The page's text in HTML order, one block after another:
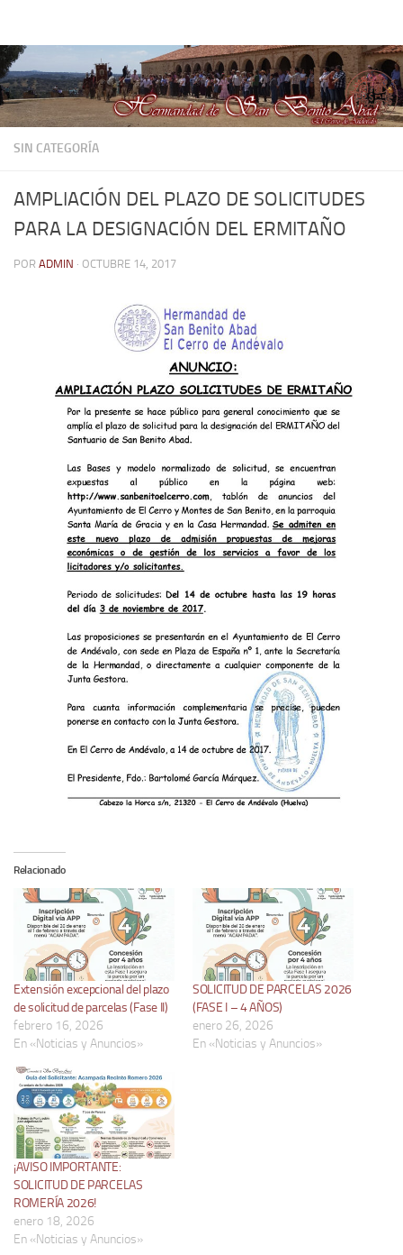
SIN CATEGORÍA
AMPLIACIÓN DEL PLAZO DE SOLICITUDES
PARA LA DESIGNACIÓN DEL ERMITAÑO
POR ADMIN · OCTUBRE 14, 2017
Relacionado
Extensión excepcional del plazo
de solicitud de parcelas (Fase II)
febrero 16, 2026
En «Noticias y Anuncios»
SOLICITUD DE PARCELAS 2026
(FASE I – 4 AÑOS)
enero 26, 2026
En «Noticias y Anuncios»
¡AVISO IMPORTANTE:
SOLICITUD DE PARCELAS
ROMERÍA 2026!
enero 18, 2026
En «Noticias y Anuncios»